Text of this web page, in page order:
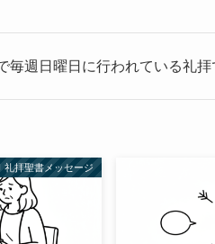
毎週日曜日に行われている礼
礼拝聖書メッセージ